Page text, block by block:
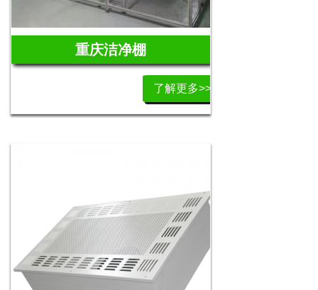
重庆洁净棚
了解更多>>